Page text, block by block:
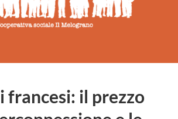
francesi: il prezzo